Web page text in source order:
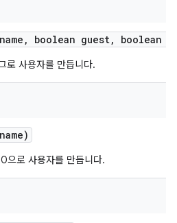
, boolean guest, boolean
로 사용자를 만듭니다.
으로 사용자를 만듭니다.